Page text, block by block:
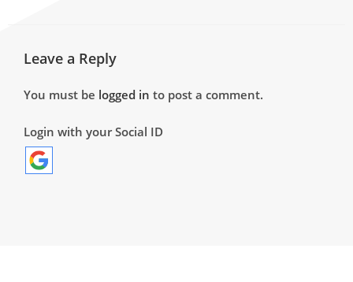
Leave a Reply
You must be logged in to post a comment.
Login with your Social ID